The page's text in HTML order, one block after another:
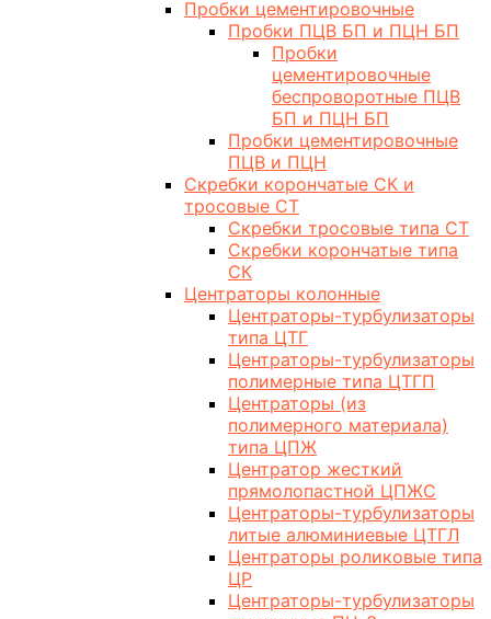
Пробки цементировочные
Пробки ПЦВ БП и ПЦН БП
Пробки
цементировочные
беспроворотные ПЦВ
БП и ПЦН БП
Пробки цементировочные
ПЦВ и ПЦН
Скребки корончатые СК и
тросовые СТ
Скребки тросовые типа СТ
Скребки корончатые типа
СК
Центраторы колонные
Центраторы-турбулизаторы
типа ЦТГ
Центраторы-турбулизаторы
полимерные типа ЦТГП
Центраторы (из
полимерного материала)
типа ЦПЖ
Центратор жесткий
прямолопастной ЦПЖС
Центраторы-турбулизаторы
литые алюминиевые ЦТГЛ
Центраторы роликовые типа
ЦР
Центраторы-турбулизаторы